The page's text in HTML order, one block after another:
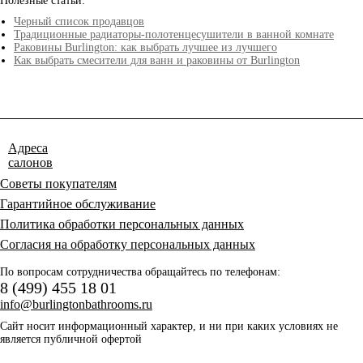
Черный список продавцов
Традиционные радиаторы-полотенцесушители в ванной комнате
Раковины Burlington: как выбрать лучшее из лучшего
Как выбрать смесители для ванн и раковины от Burlington
Адреса
салонов
Советы покупателям
Гарантийное обслуживание
Политика обработки персональных данных
Согласия на обработку персональных данных
По вопросам сотрудничества обращайтесь по телефонам:
8 (499) 455 18 01
info@burlingtonbathrooms.ru
Сайт носит информационный характер, и ни при каких условиях не
является публичной офертой